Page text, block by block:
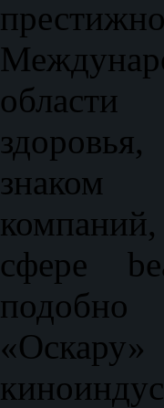
знаком
сфере